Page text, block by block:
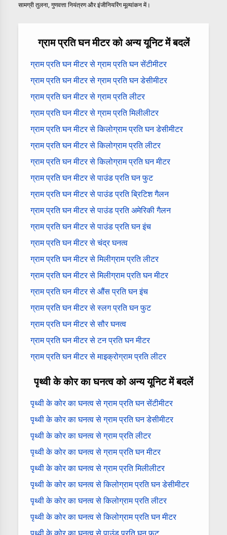
सामग्री तुलना, गुणवत्ता नियंत्रण और इंजीनियरिंग मूल्यांकन में।
ग्राम प्रति घन मीटर को अन्य यूनिट में बदलें
ग्राम प्रति घन मीटर से ग्राम प्रति घन सेंटीमीटर
ग्राम प्रति घन मीटर से ग्राम प्रति घन डेसीमीटर
ग्राम प्रति घन मीटर से ग्राम प्रति लीटर
ग्राम प्रति घन मीटर से ग्राम प्रति मिलीलीटर
ग्राम प्रति घन मीटर से किलोग्राम प्रति घन डेसीमीटर
ग्राम प्रति घन मीटर से किलोग्राम प्रति लीटर
ग्राम प्रति घन मीटर से किलोग्राम प्रति घन मीटर
ग्राम प्रति घन मीटर से पाउंड प्रति घन फुट
ग्राम प्रति घन मीटर से पाउंड प्रति ब्रिटिश गैलन
ग्राम प्रति घन मीटर से पाउंड प्रति अमेरिकी गैलन
ग्राम प्रति घन मीटर से पाउंड प्रति घन इंच
ग्राम प्रति घन मीटर से चंद्र घनत्व
ग्राम प्रति घन मीटर से मिलीग्राम प्रति लीटर
ग्राम प्रति घन मीटर से मिलीग्राम प्रति घन मीटर
ग्राम प्रति घन मीटर से औंस प्रति घन इंच
ग्राम प्रति घन मीटर से स्लग प्रति घन फुट
ग्राम प्रति घन मीटर से सौर घनत्व
ग्राम प्रति घन मीटर से टन प्रति घन मीटर
ग्राम प्रति घन मीटर से माइक्रोग्राम प्रति लीटर
पृथ्वी के कोर का घनत्व को अन्य यूनिट में बदलें
पृथ्वी के कोर का घनत्व से ग्राम प्रति घन सेंटीमीटर
पृथ्वी के कोर का घनत्व से ग्राम प्रति घन डेसीमीटर
पृथ्वी के कोर का घनत्व से ग्राम प्रति लीटर
पृथ्वी के कोर का घनत्व से ग्राम प्रति घन मीटर
पृथ्वी के कोर का घनत्व से ग्राम प्रति मिलीलीटर
पृथ्वी के कोर का घनत्व से किलोग्राम प्रति घन डेसीमीटर
पृथ्वी के कोर का घनत्व से किलोग्राम प्रति लीटर
पृथ्वी के कोर का घनत्व से किलोग्राम प्रति घन मीटर